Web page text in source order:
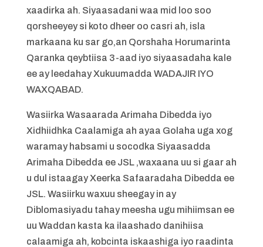
xaadirka ah. Siyaasadani waa mid loo soo
qorsheeyey si koto dheer oo casri ah, isla
markaana ku sar go,an Qorshaha Horumarinta
Qaranka qeybtiisa 3-aad iyo siyaasadaha kale
ee ay leedahay Xukuumadda WADAJIR IYO
WAXQABAD.
Wasiirka Wasaarada Arimaha Dibedda iyo
Xidhiidhka Caalamiga ah ayaa Golaha uga xog
waramay habsami u socodka Siyaasadda
Arimaha Dibedda ee JSL ,waxaana uu si gaar ah
u dul istaagay Xeerka Safaaradaha Dibedda ee
JSL. Wasiirku waxuu sheegay in ay
Diblomasiyadu tahay meesha ugu mihiimsan ee
uu Waddan kasta ka ilaashado danihiisa
calaamiga ah, kobcinta iskaashiga iyo raadinta